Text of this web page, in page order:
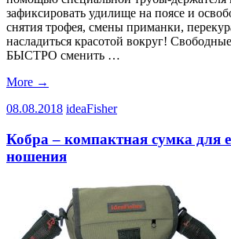
зафиксировать удилище на поясе и
снятия трофея, смены приманки,
насладиться красотой вокруг!
БЫСТРО сменить …
More →
08.08.2018 ideaFisher
Кобра – компактная сумка для
ношения